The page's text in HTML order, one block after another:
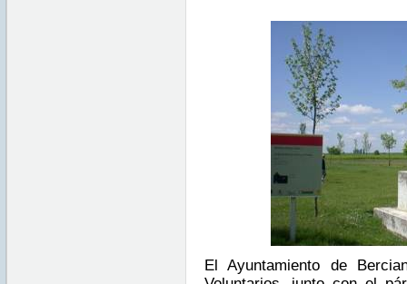
El Ayuntamiento de